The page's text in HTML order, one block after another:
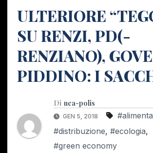
ULTERIORE
SU RENZI, PD(-
RENZIANO),
PIDDINO: I
Di nea-polis
GEN 5, 2018
#distribuzione, #ecologia,
#green economy